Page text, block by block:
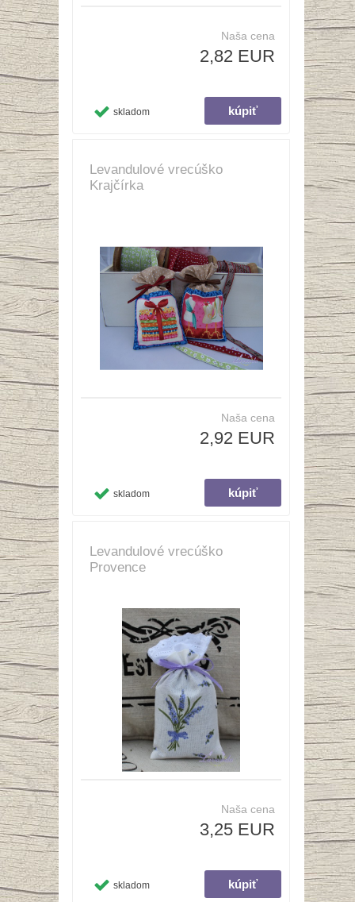
Naša cena
2,82 EUR
skladom
Levandulové vrecúško
Krajčírka
Naša cena
2,92 EUR
skladom
Levandulové vrecúško
Provence
Naša cena
3,25 EUR
skladom